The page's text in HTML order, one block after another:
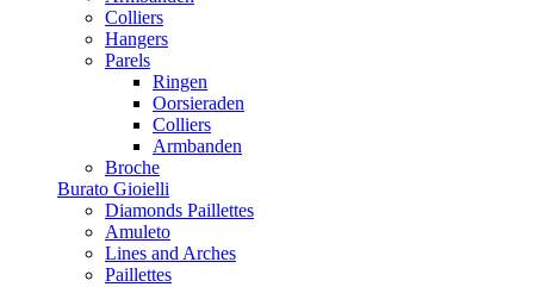
Colliers
Hangers
Parels
Ringen
Oorsieraden
Colliers
Armbanden
Broche
Burato Gioielli
Diamonds Paillettes
Amuleto
Lines and Arches
Paillettes